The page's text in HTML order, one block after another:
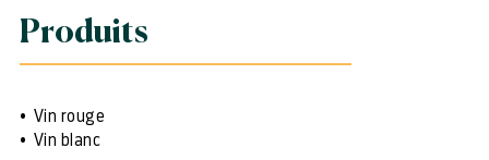
Produits
Vin rouge
Vin blanc